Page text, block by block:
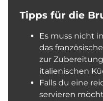
Tipps für die
Es muss nicht
das
zur
italienischen
Falls du eine
servieren